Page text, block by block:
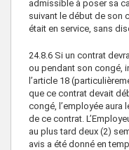
admissible à poser sa
suivant le début de son
était en service, sans
24.8.6 Si un contrat
ou pendant son congé,
l’article 18
que ce contrat devait
congé, l’employée aura
de ce contrat.
au plus tard deux (2)
avis a été donné en